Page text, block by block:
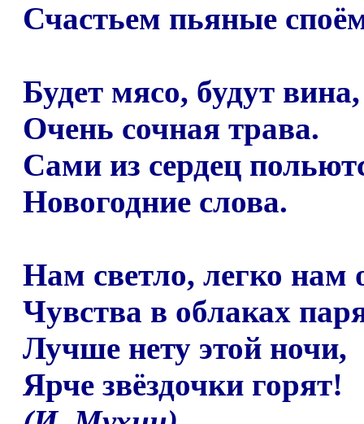
Счастьем пьяные
Будет мясо, будут вина,
Очень сочная трава.
Сами из сердец
Новогодние слова.
Нам светло, легко нам
Чувства в облаках
Лучше нету этой ночи,
Ярче звёздочки горят!